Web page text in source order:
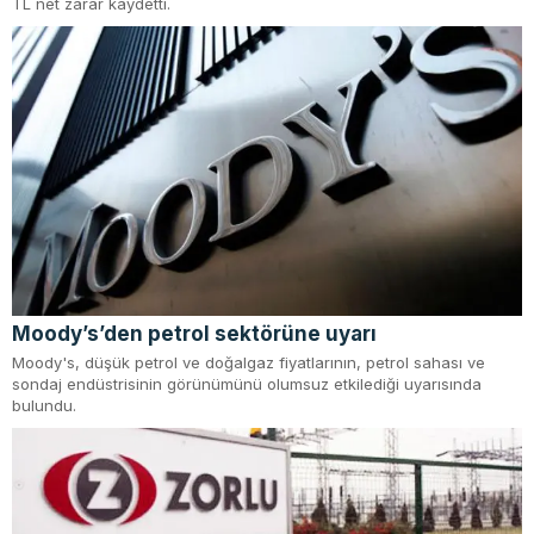
TL net zarar kaydetti.
Moody’s’den petrol sektörüne uyarı
Moody's, düşük petrol ve doğalgaz fiyatlarının, petrol sahası ve
sondaj endüstrisinin görünümünü olumsuz etkilediği uyarısında
bulundu.